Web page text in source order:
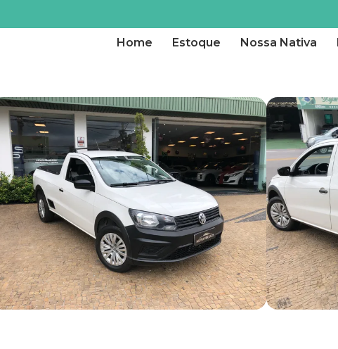
Home Estoque Nossa Nativa